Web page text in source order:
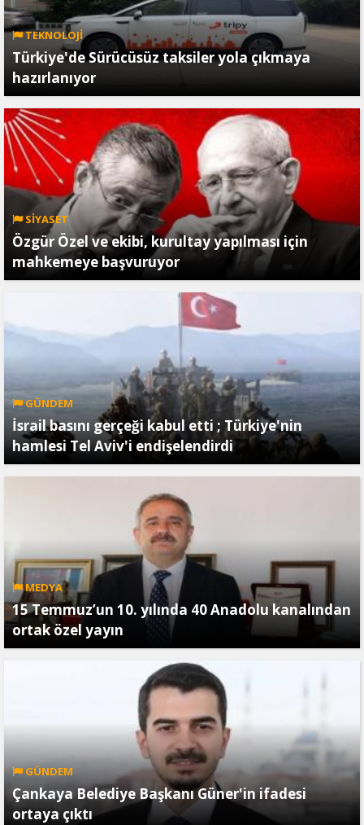
TEKNOLOJİ
Türkiye'de Sürücüsüz taksiler yola çıkmaya
hazırlanıyor
SİYASET
Özgür Özel ve ekibi, kurultay yapılması için
mahkemeye başvuruyor
GÜNDEM
İsrail basını gerçeği kabul etti ; Türkiye'nin
hamlesi Tel Aviv'i endişelendirdi
MEDYA
15 Temmuz’un 10. yılında 40 Anadolu kanalından
ortak özel yayın
GÜNDEM
Çankaya Belediye Başkanı Güner'in ifadesi
ortaya çıktı